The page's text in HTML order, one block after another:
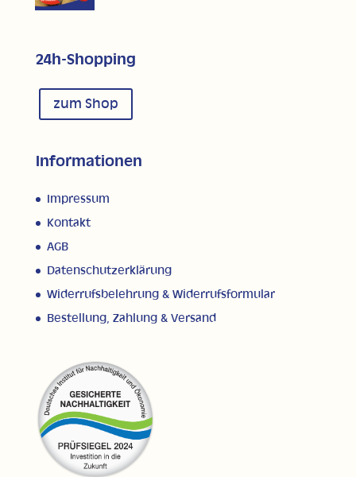
24h-Shopping
zum Shop
Informationen
Impressum
Kontakt
AGB
Datenschutzerklärung
Widerrufsbelehrung & Widerrufsformular
Bestellung, Zahlung & Versand